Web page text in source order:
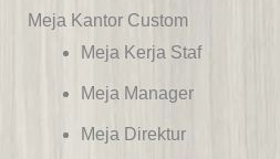
Meja Kantor Custom
Meja Kerja Staf
Meja Manager
Meja Direktur